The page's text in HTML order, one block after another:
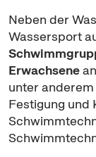
Neben der
Wassersport
Erwachsene
unter
Festigung und